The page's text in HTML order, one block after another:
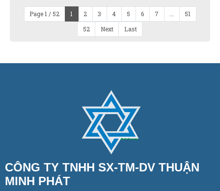
Page 1 / 52 1 2 3 4 5 6 7
51
52
Next Last
CÔNG TY TNHH SX-TM-DV THUẬN
MINH PHÁT